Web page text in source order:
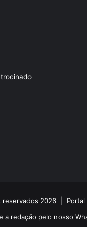
reservados 2026 | Portal
a redação pelo nosso